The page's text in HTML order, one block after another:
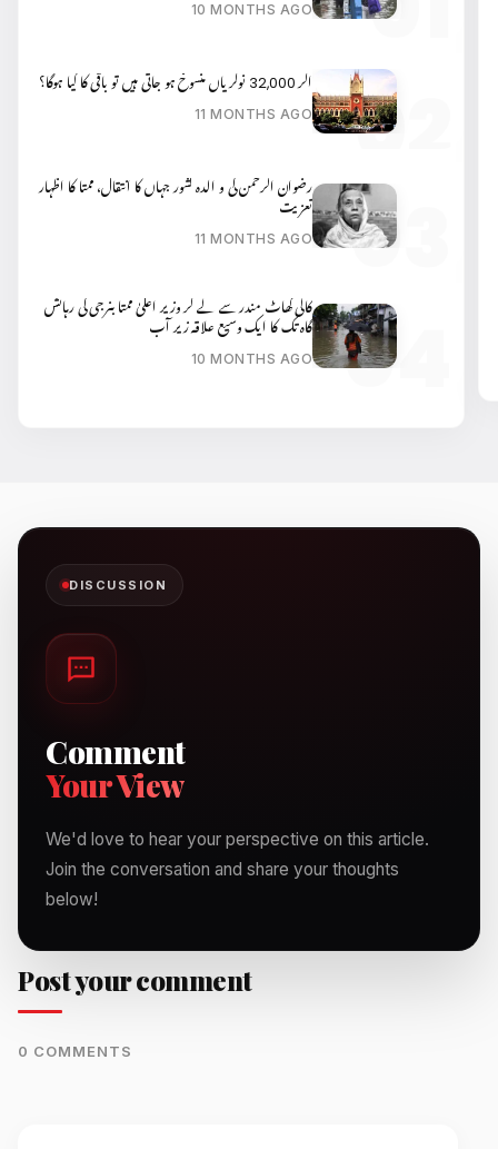
10 MONTHS AGO
اگر 32,000 نوکریاں منسوخ ہو جاتی ہیں تو باقی کا کیا ہوگا؟
11 MONTHS AGO
رضوان الرحمن کی و الدہ کشور جہاں کا انتقال، ممتا کا اظہار
تعزیت
11 MONTHS AGO
کالی گھاٹ مندر سے لے کر وزیر اعلیٰ ممتا بنرجی کی رہائش
گاہ تک کا ایک وسیع علاقہ زیر آب
10 MONTHS AGO
DISCUSSION
Comment
Your View
We'd love to hear your perspective on this article.
Join the conversation and share your thoughts
below!
Post your comment
0 COMMENTS